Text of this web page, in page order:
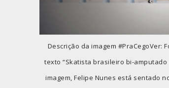
Descrição da imagem
texto “Skatista brasileiro bi-
imagem, Felipe Nunes está sentado